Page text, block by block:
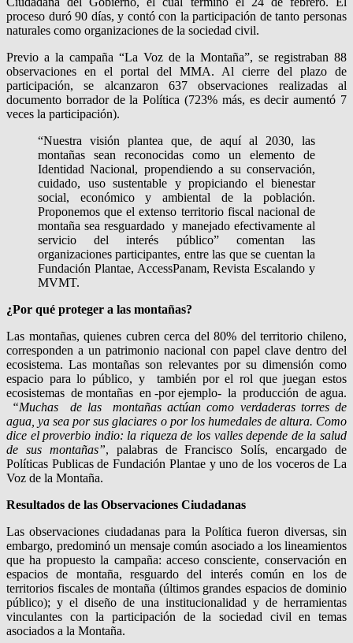
proceso duró 90 días, y contó con la participación de tanto personas
naturales como organizaciones de la sociedad civil.
Previo a la campaña “La Voz de la Montaña”, se registraban 88
observaciones en el portal del MMA. Al cierre del plazo de
participación, se alcanzaron 637 observaciones realizadas al
documento borrador de la Política (723% más, es decir aumentó 7
veces la participación).
“Nuestra visión plantea que, de aquí al 2030, las
montañas sean reconocidas como un elemento de
Identidad Nacional, propendiendo a su conservación,
cuidado, uso sustentable y propiciando el bienestar
social, económico y ambiental de la población.
Proponemos que el extenso territorio fiscal nacional de
montaña sea resguardado y manejado efectivamente al
servicio del interés público” comentan las
organizaciones participantes, entre las que se cuentan la
Fundación Plantae, AccessPanam, Revista Escalando y
MVMT.
¿Por qué proteger a las montañas?
Las montañas, quienes cubren cerca del 80% del territorio chileno,
corresponden a un patrimonio nacional con papel clave dentro del
ecosistema. Las montañas son relevantes por su dimensión como
espacio para lo público, y también por el rol que juegan estos
ecosistemas de montañas en -por ejemplo- la producción de agua.
“Muchas de las montañas actúan como verdaderas torres de
agua, ya sea por sus glaciares o por los humedales de altura. Como
dice el proverbio indio: la riqueza de los valles depende de la salud
de sus montañas”, palabras de Francisco Solís, encargado de
Políticas Publicas de Fundación Plantae y uno de los voceros de La
Voz de la Montaña.
Resultados de las Observaciones Ciudadanas
Las observaciones ciudadanas para la Política fueron diversas, sin
embargo, predominó un mensaje común asociado a los lineamientos
que ha propuesto la campaña: acceso consciente, conservación en
espacios de montaña, resguardo del interés común en los de
territorios fiscales de montaña (últimos grandes espacios de dominio
público); y el diseño de una institucionalidad y de herramientas
vinculantes con la participación de la sociedad civil en temas
asociados a la Montaña.